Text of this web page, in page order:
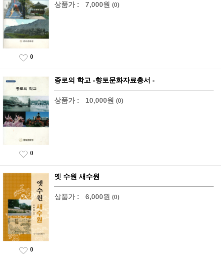
상품가 : 7,000원 (0)
0
종로의 학교 -향토문화자료총서 -
상품가 : 10,000원 (0)
0
옛 수원 새수원
상품가 : 6,000원 (0)
0